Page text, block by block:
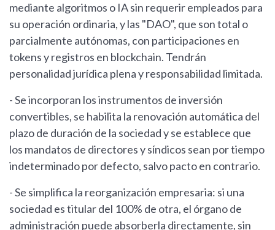
mediante algoritmos o IA sin requerir empleados para
su operación ordinaria, y las "DAO", que son total o
parcialmente autónomas, con participaciones en
tokens y registros en blockchain. Tendrán
personalidad jurídica plena y responsabilidad limitada.
- Se incorporan los instrumentos de inversión
convertibles, se habilita la renovación automática del
plazo de duración de la sociedad y se establece que
los mandatos de directores y síndicos sean por tiempo
indeterminado por defecto, salvo pacto en contrario.
- Se simplifica la reorganización empresaria: si una
sociedad es titular del 100% de otra, el órgano de
administración puede absorberla directamente, sin